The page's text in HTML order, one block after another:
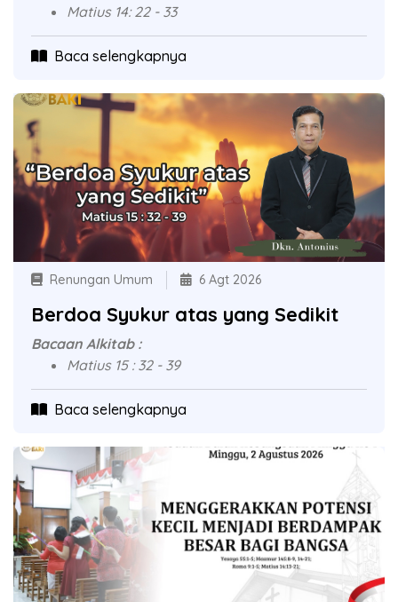
Matius 14: 22 - 33
Baca selengkapnya
Renungan Umum 6 Agt 2026
Berdoa Syukur atas yang Sedikit
Bacaan Alkitab :
Matius 15 : 32 - 39
Baca selengkapnya